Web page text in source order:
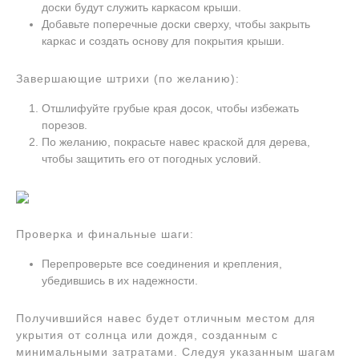
доски будут служить каркасом крыши.
Добавьте поперечные доски сверху, чтобы закрыть
каркас и создать основу для покрытия крыши.
Завершающие штрихи (по желанию):
Отшлифуйте грубые края досок, чтобы избежать
порезов.
По желанию, покрасьте навес краской для дерева,
чтобы защитить его от погодных условий.
Проверка и финальные шаги:
Перепроверьте все соединения и крепления,
убедившись в их надежности.
Получившийся навес будет отличным местом для
укрытия от солнца или дождя, созданным с
минимальными затратами. Следуя указанным шагам